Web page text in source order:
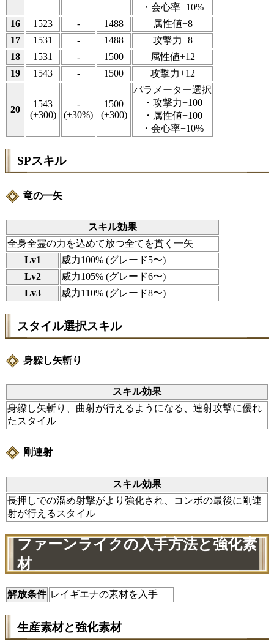
・会心率+10%
16
1523 - 1488
属性値+8
17
1531 - 1488
攻撃力+8
18
1531 - 1500
属性値+12
19
1543 - 1500 攻撃力+12
20
1543
(+300)
-
(+30%)
1500
(+300)
パラメーター選択
・攻撃力+100
・属性値+100
・会心率+10%
SPスキル
竜の一矢
スキル効果
全身全霊の力を込めて放つ全てを貫く一矢
Lv1
威力100% (グレード5〜)
Lv2
威力105% (グレード6〜)
Lv3
威力110% (グレード8〜)
スタイル選択スキル
身躱し矢斬り
スキル効果
身躱し矢斬り、曲射が行えるようになる、連射攻撃に優れ
たスタイル
剛連射
スキル効果
長押しでの溜め射撃がより強化され、コンボの最後に剛連
射が行えるスタイル
ファーンライクの入手方法と強化素
材
解放条件 レイギエナの素材を入手
生産素材と強化素材